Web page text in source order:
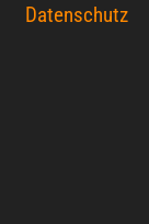
Datenschutz